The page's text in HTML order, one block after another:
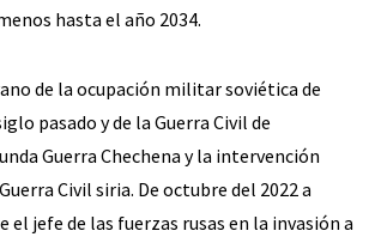
hasta el año 2034.
de la ocupación militar soviética de
pasado y de la Guerra Civil de
Guerra Chechena y la intervención
Civil siria. De octubre del 2022 a
el jefe de las fuerzas rusas en la invasión a